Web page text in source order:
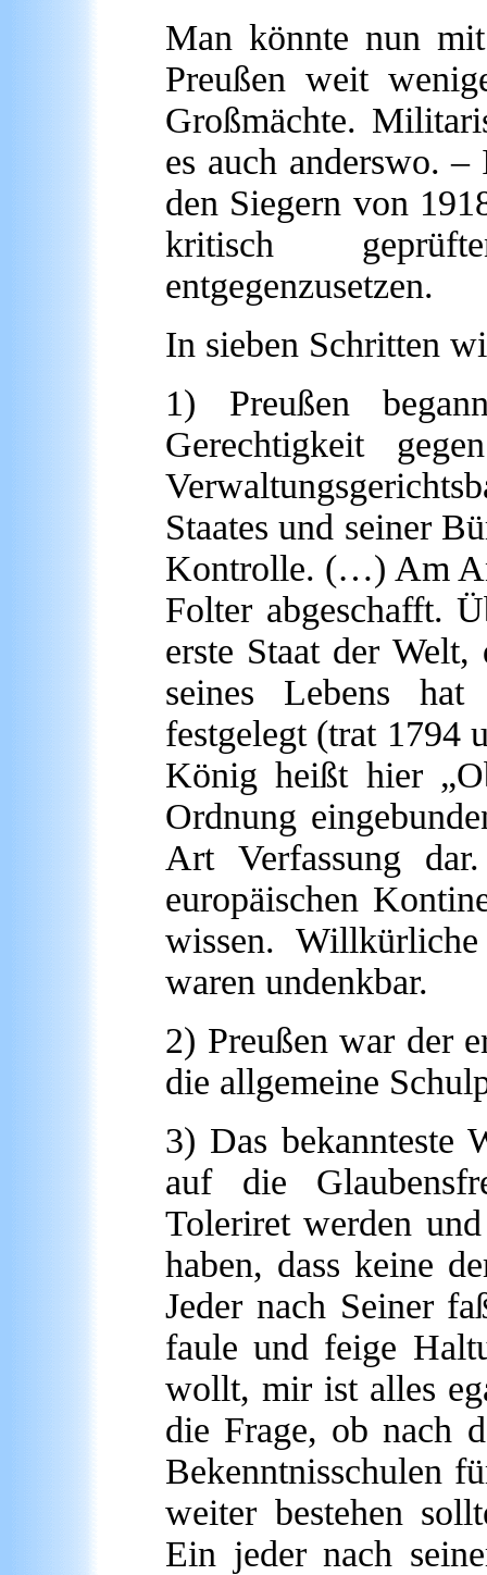
Man könnte nun
Preußen weit
Großmächte.
es auch anderswo.
den Siegern von
kritisch
entgegenzusetzen.
In sieben Schritten
1) Preußen
Gerechtigkeit
Staates und seiner
Kontrolle. (…) Am
Folter abgeschafft.
erste Staat der
seines Lebens
festgelegt (trat
König heißt hier
Ordnung
Art Verfassung
europäischen
wissen.
waren undenkbar.
2) Preußen war der
die allgemeine
3) Das bekannteste
auf die
Toleriret werden
haben, dass keine
Jeder nach Seiner
faule und feige
wollt, mir ist alles
die Frage, ob nach
Bekenntnisschulen
weiter bestehen
Ein jeder nach